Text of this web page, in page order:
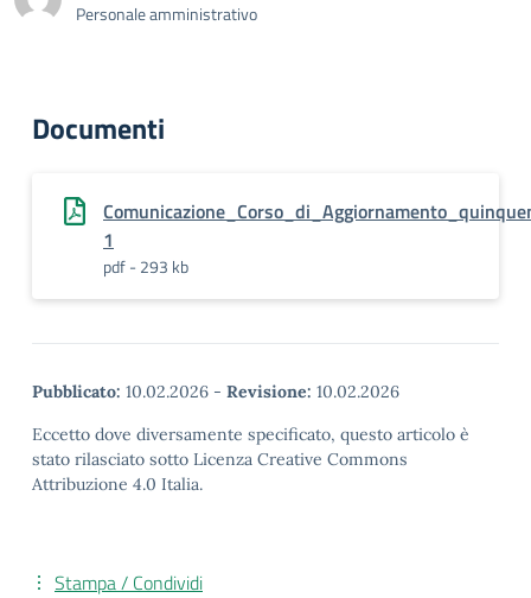
Personale amministrativo
Documenti
1
pdf - 293 kb
Pubblicato: 10.02.2026 - Revisione: 10.02.2026
Eccetto dove diversamente specificato, questo articolo è
stato rilasciato sotto Licenza Creative Commons
Attribuzione 4.0 Italia.
Stampa / Condividi